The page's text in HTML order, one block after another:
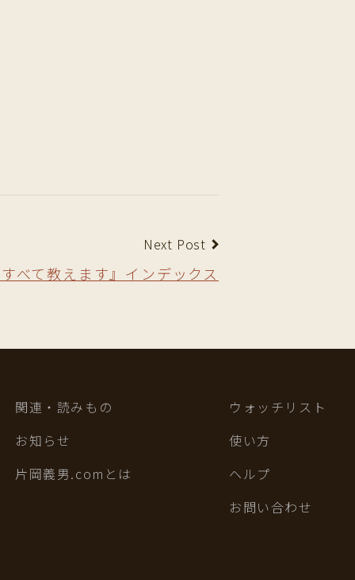
Next Post
すべて教えます』インデックス
関連・読みもの
お知らせ
片岡義男.comとは
ウォッチリスト
使い方
ヘルプ
お問い合わせ